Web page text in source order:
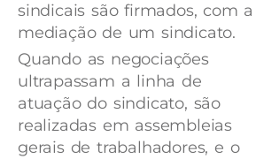
sindicais são firmados, com a
mediação de um sindicato.
Quando as negociações
ultrapassam a linha de
atuação do sindicato, são
realizadas em assembleias
gerais de trabalhadores, e o